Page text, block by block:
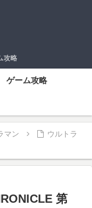
攻略
ゲーム攻略
マン
ウルトラ
第